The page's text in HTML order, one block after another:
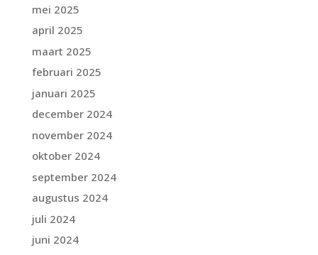
mei 2025
april 2025
maart 2025
februari 2025
januari 2025
december 2024
november 2024
oktober 2024
september 2024
augustus 2024
juli 2024
juni 2024